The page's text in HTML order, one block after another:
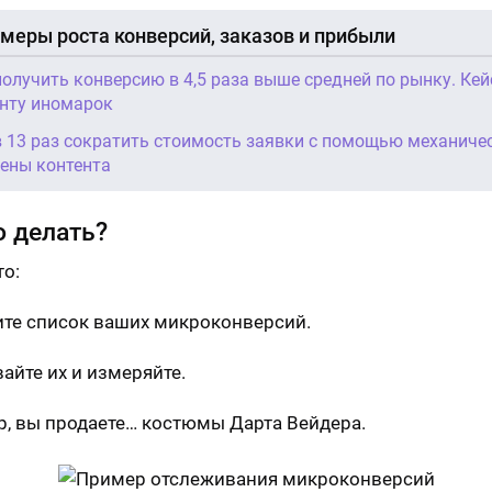
роста конверсий, заказов и прибыли
конверсию в 4,5 раза выше средней по рынку.
иномарок
13 раз сократить стоимость заявки с помощью
контента
делать?
список ваших микроконверсий.
их и измеряйте.
вы продаете… костюмы Дарта Вейдера.